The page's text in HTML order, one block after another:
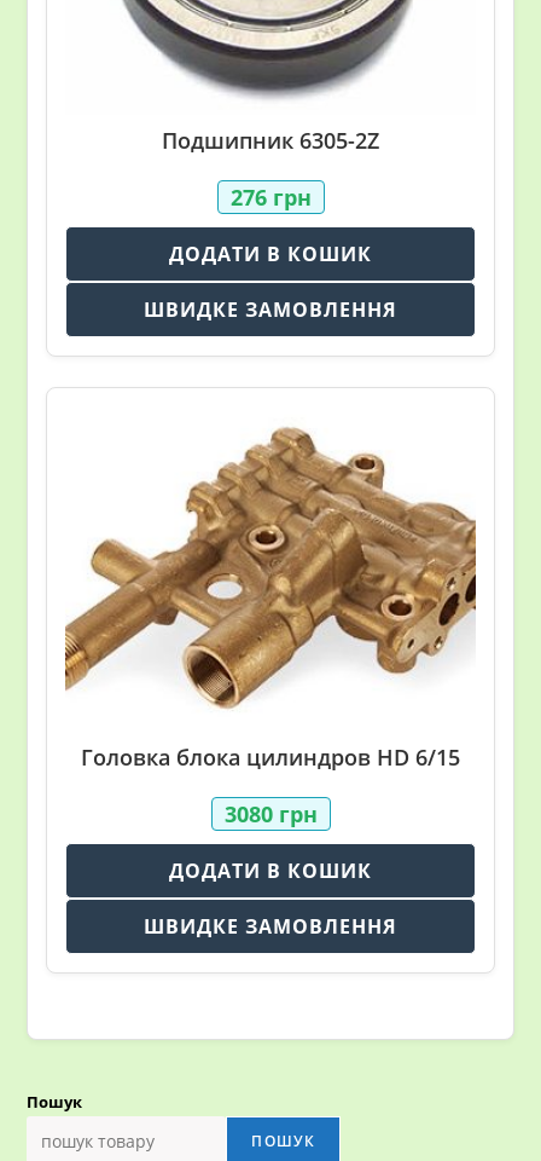
Подшипник 6305-2Z
276 грн
ДОДАТИ В КОШИК
ШВИДКЕ ЗАМОВЛЕННЯ
Головка блока цилиндров HD 6/15
3080 грн
ДОДАТИ В КОШИК
ШВИДКЕ ЗАМОВЛЕННЯ
Пошук
ПОШУК